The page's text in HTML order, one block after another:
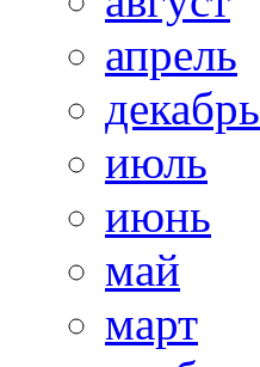
апрель
декабрь
июль
июнь
май
март